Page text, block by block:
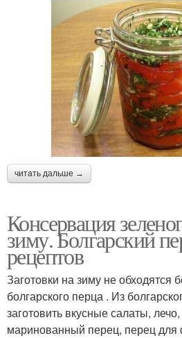
читать дальше →
Консервация
зиму. Болгарский
рецептов
Заготовки на зиму не обходятся
болгарского перца . Из
заготовить вкусные салаты,
маринованный перец, перец